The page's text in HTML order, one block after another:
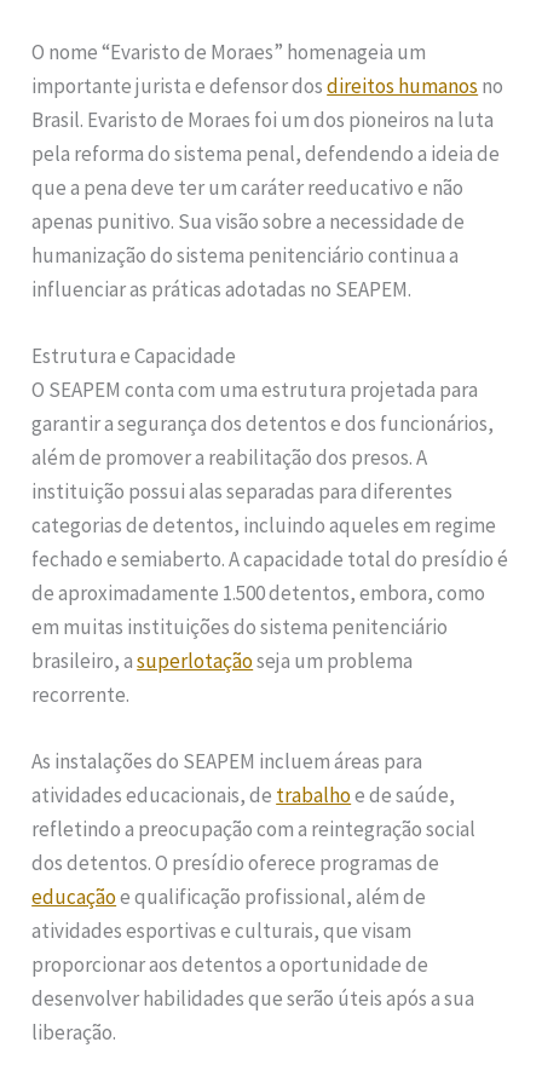
O nome “Evaristo de Moraes” homenageia um
importante jurista e defensor dosdireitos humanos no
Brasil. Evaristo de Moraes foi um dos pioneiros na luta
pela reforma do sistema penal, defendendo a ideia de
que a pena deve ter um caráter reeducativo e não
apenas punitivo. Sua visão sobre a necessidade de
humanização do sistema penitenciário continua a
influenciar as práticas adotadas no SEAPEM.
Estrutura e Capacidade
O SEAPEM conta com uma estrutura projetada para
garantir a segurança dos detentos e dos funcionários,
além de promover a reabilitação dos presos. A
instituição possui alas separadas para diferentes
categorias de detentos, incluindo aqueles em regime
fechado e semiaberto. A capacidade total do presídio é
de aproximadamente 1.500 detentos, embora, como
em muitas instituições do sistema penitenciário
brasileiro, asuperlotaçãoseja um problema
recorrente.
As instalações do SEAPEM incluem áreas para
atividades educacionais, de trabalhoe de saúde,
refletindo a preocupação com a reintegração social
dos detentos. O presídio oferece programas de
educaçãoe qualificação profissional, além de
atividades esportivas e culturais, que visam
proporcionar aos detentos a oportunidade de
desenvolver habilidades que serão úteis após a sua
liberação.